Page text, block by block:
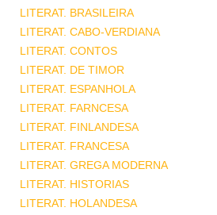
LITERAT. BRASILEIRA
LITERAT. CABO-VERDIANA
LITERAT. CONTOS
LITERAT. DE TIMOR
LITERAT. ESPANHOLA
LITERAT. FARNCESA
LITERAT. FINLANDESA
LITERAT. FRANCESA
LITERAT. GREGA MODERNA
LITERAT. HISTORIAS
LITERAT. HOLANDESA